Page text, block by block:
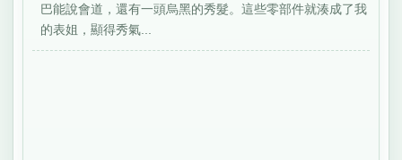
巴能說會道，還有一頭烏黑的秀髮。這些零部件就湊成了我
的表姐，顯得秀氣...